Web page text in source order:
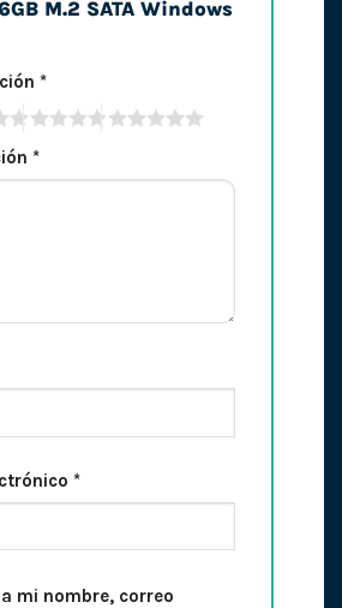
M.2 SATA Windows
*
*
*
mi nombre, correo